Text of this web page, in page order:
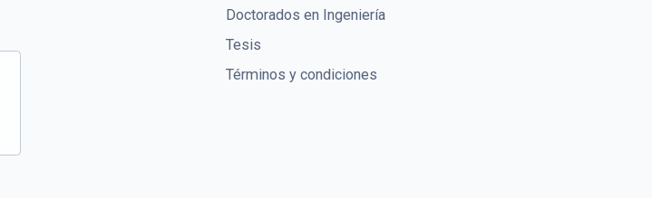
Doctorados en Ingeniería
Tesis
Términos y condiciones